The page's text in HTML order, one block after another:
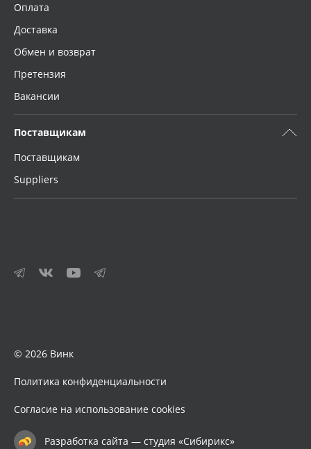
Оплата
Доставка
Обмен и возврат
Претензия
Вакансии
Поставщикам
Поставщикам
Suppliers
© 2026 Винк
Политика конфиденциальности
Согласие на использование cookies
Разработка сайта — студия «Сибирикс»